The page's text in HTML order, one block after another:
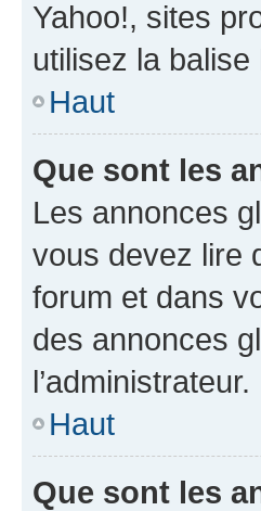
Yahoo!, sites
utilisez la
Haut
Que sont les
Les annonces
vous devez lire
forum et dans
des annonces
l’administrateur.
Haut
Que sont les